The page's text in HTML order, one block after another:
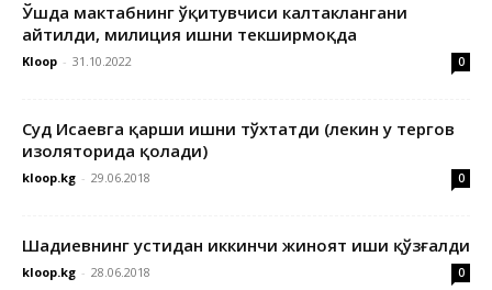
Ўшда мактабнинг ўқитувчиси калтаклангани
айтилди, милиция ишни текширмоқда
Kloop - 31.10.2022 0
Суд Исаевга қарши ишни тўхтатди (лекин у тергов
изоляторида қолади)
kloop.kg - 29.06.2018 0
Шадиевнинг устидан иккинчи жиноят иши қўзғалди
kloop.kg - 28.06.2018 0